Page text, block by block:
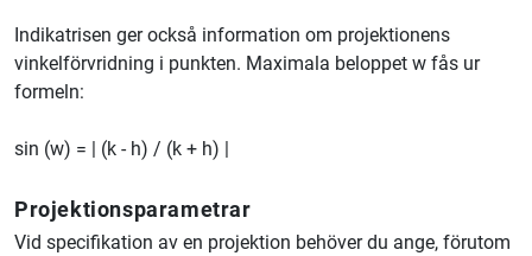
Indikatrisen ger också information om projektionens
vinkelförvridning i punkten. Maximala beloppet w fås ur
formeln:
sin (w) = | (k - h) / (k + h) |
Projektionsparametrar
Vid specifikation av en projektion behöver du ange, förutom